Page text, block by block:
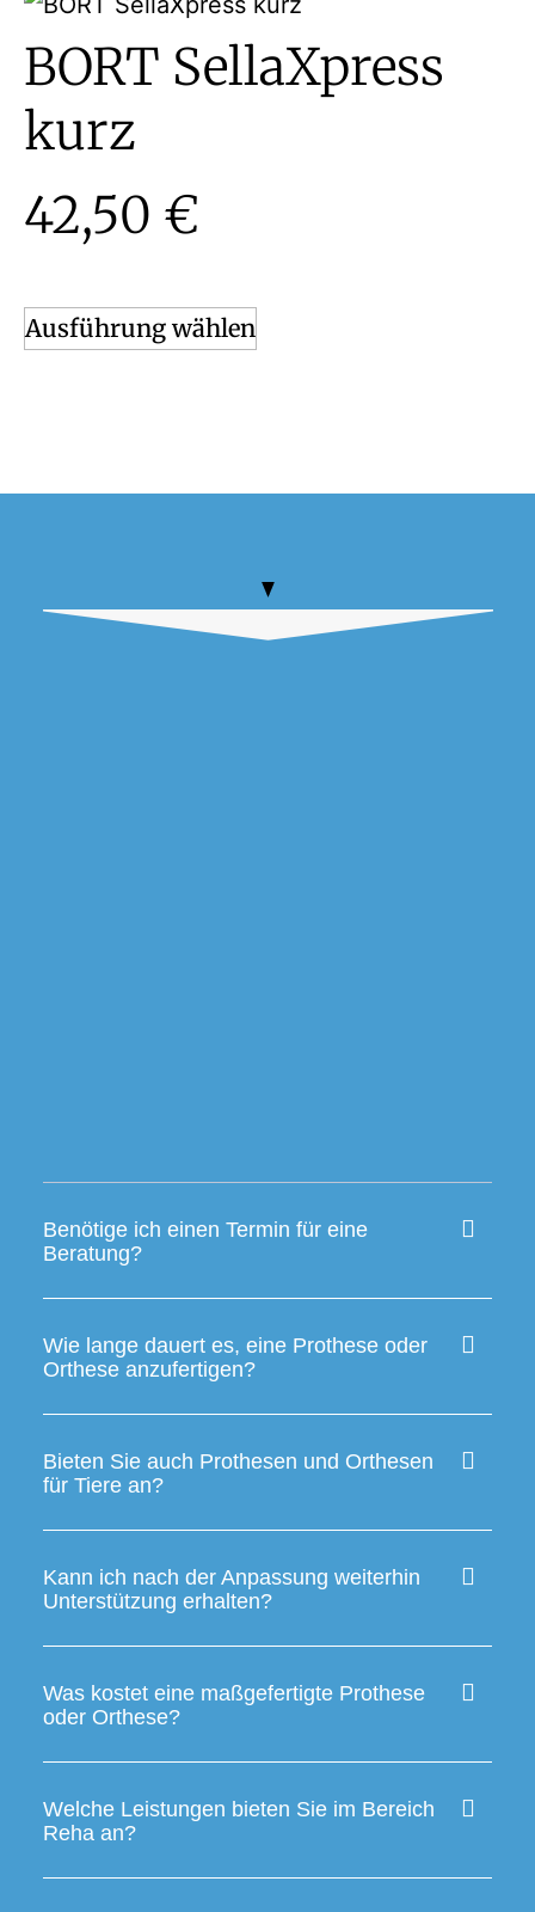
BORT SellaXpress
kurz
42,50 €
Ausführung wählen
Benötige ich einen Termin für eine
Beratung?
Wie lange dauert es, eine Prothese oder
Orthese anzufertigen?
Bieten Sie auch Prothesen und Orthesen
für Tiere an?
Kann ich nach der Anpassung weiterhin
Unterstützung erhalten?
Was kostet eine maßgefertigte Prothese
oder Orthese?
Welche Leistungen bieten Sie im Bereich
Reha an?